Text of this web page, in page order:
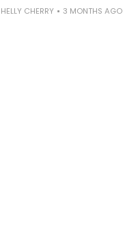
HELLY CHERRY 3 MONTHS AGO